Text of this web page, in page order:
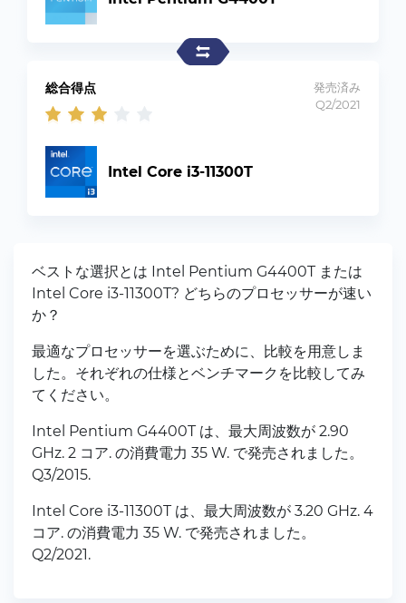
発売済み
Q2/2021
総合得点
Intel Core i3-11300T
ベストな選択とは Intel Pentium G4400T または
Intel Core i3-11300T? どちらのプロセッサーが速い
か？
最適なプロセッサーを選ぶために、比較を用意しま
した。それぞれの仕様とベンチマークを比較してみ
てください。
Intel Pentium G4400T は、最大周波数が 2.90
GHz. 2 コア. の消費電力 35 W. で発売されました。
Q3/2015.
Intel Core i3-11300T は、最大周波数が 3.20 GHz. 4
コア. の消費電力 35 W. で発売されました。
Q2/2021.